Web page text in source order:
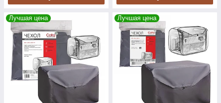
Лучшая цена Лучшая цена